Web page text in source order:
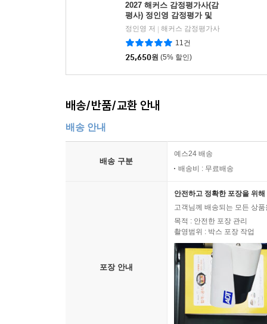
2027 해커스 감정평가사(감
평사) 정인영 감정평가 및
보상법규 2차 단문집 (감정
평가사 2차 시험 대비)
정인영 저
해커스 감정평가사
11건
25,650원 (5% 할인)
배송/반품/교환 안내
배송 안내
배송 구분
예스24 배송
배송비 : 무료배송
포장 안내
안전하고 정확한 포장을 위
고객님께 배송되는 모든 상
목적 : 안전한 포장 관리
촬영범위 : 박스 포장 작업